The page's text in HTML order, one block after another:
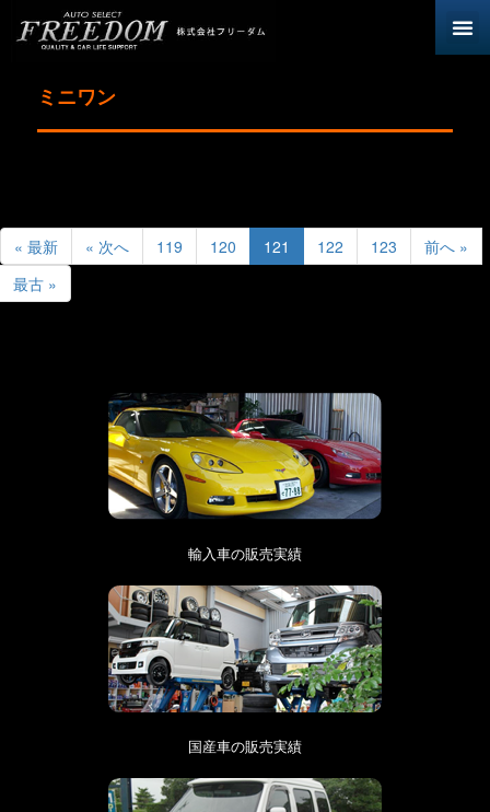
ミニワン
« 最新 « 次へ 119 120 121 122 123
前へ »
最古 »
輸入車の販売実績
国産車の販売実績